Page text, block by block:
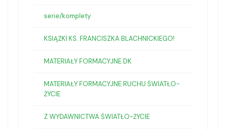
serie/komplety
KSIĄŻKI KS. FRANCISZKA BLACHNICKIEGO!
MATERIAŁY FORMACYJNE DK
MATERIAŁY FORMACYJNE RUCHU ŚWIATŁO-
ŻYCIE
Z WYDAWNICTWA ŚWIATŁO-ŻYCIE